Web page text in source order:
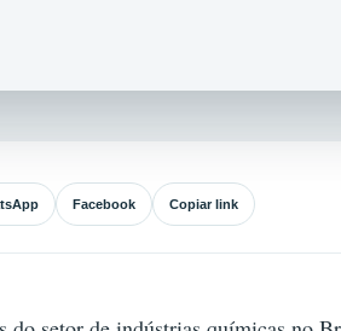
Facebook Copiar link